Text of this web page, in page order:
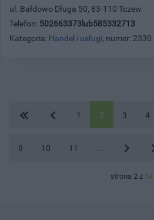
ul. Bałdowo Długa 50, 83-110 Tczew
Telefon: 502663373lub585332713
Kategoria: Handel i usługi, numer: 2330
1 2 3 4
9 10 11
strona 2 z 54